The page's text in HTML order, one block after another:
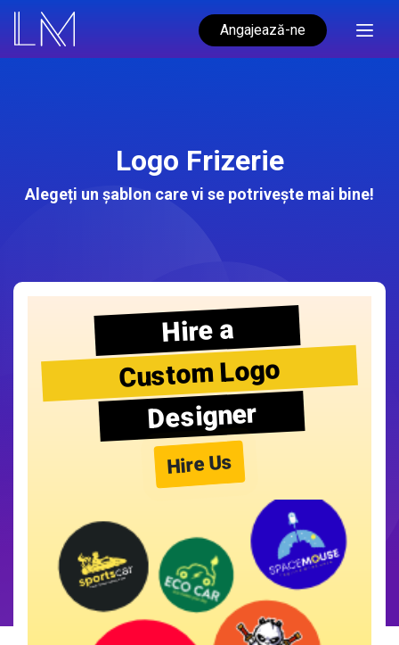
Angajează-ne
Logo Frizerie
Alegeți un șablon care vi se potrivește mai bine!
Hire a
Custom Logo
Designer
Hire Us